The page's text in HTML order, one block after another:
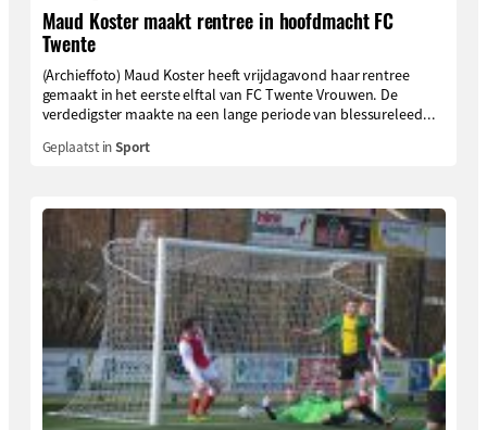
Maud Koster maakt rentree in hoofdmacht FC
Twente
(Archieffoto) Maud Koster heeft vrijdagavond haar rentree
gemaakt in het eerste elftal van FC Twente Vrouwen. De
verdedigster maakte na een lange periode van blessureleed...
Geplaatst inSport